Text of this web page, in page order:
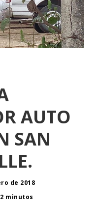
AUTO
SAN
de 2018
minutos